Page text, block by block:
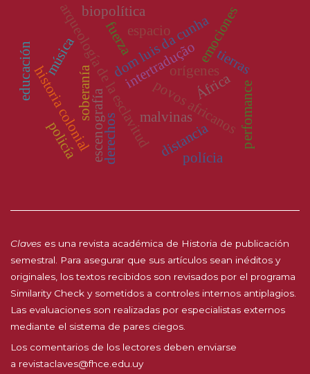
arqueología de la esclavituddom luis da cunha
soberanía orígenes
malvinas
intertradução
povos africanos
África
fuerza emociones
escenografía perfomance
espacio
historia colonial distancia
derechos
policía
música
educación
polícia
biopolítica
tierras
Claves es una revista académica de Historia de publicación
semestral. Para asegurar que sus artículos sean inéditos y
originales, los textos recibidos son revisados por el programa
Similarity Check y sometidos a controles internos antiplagios.
Las evaluaciones son realizadas por especialistas externos
mediante el sistema de pares ciegos.
Los comentarios de los lectores deben enviarse
a revistaclaves@fhce.edu.uy